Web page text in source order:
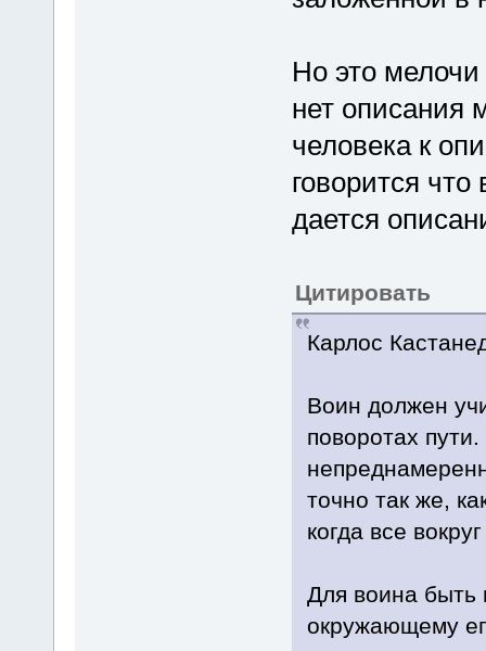
Но это мелочи
нет описания
человека к
говорится
дается
Цитировать
Карлос
Воин должен
поворотах
точно так же,
когда все
Для воина быть
окружающему